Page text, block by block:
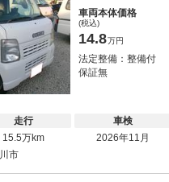
車両本体価格
(税込)
14.8万円
法定整備：整備付
保証無
走行
15.5万km
車検
2026年11月
市